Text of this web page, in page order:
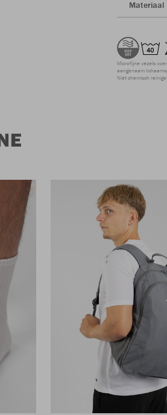
Materiaal
Microfijne vezels
aangenaam
Niet chemisch